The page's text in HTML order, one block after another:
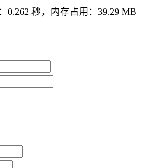
0.262 秒，内存占用：39.29 MB